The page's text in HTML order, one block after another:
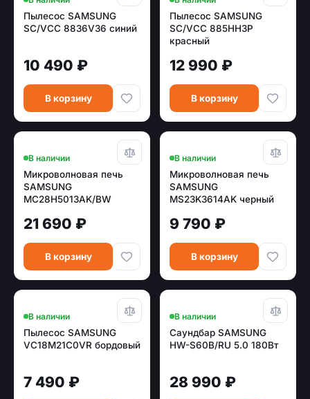
Пылесос SAMSUNG
SC/VCC 8836V36 синий
10 490 ₽
В корзину
Пылесос SAMSUNG
SC/VCC 885HH3P
красный
12 990 ₽
В корзину
В наличии
Микроволновая печь
SAMSUNG
MC28H5013AK/BW
(электрон.,конвекция,
21 690 ₽
В корзину
В наличии
Микроволновая печь
SAMSUNG
MS23K3614AK черный
9 790 ₽
В корзину
В наличии
Пылесос SAMSUNG
VC18M21C0VR бордовый
7 490 ₽
В наличии
Саундбар SAMSUNG
HW-S60B/RU 5.0 180Вт
28 990 ₽